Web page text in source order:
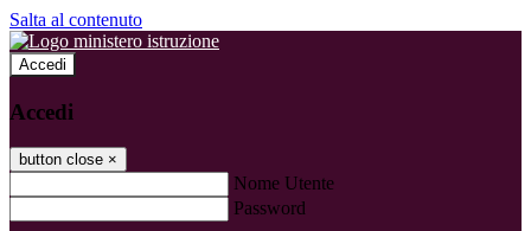
Salta al contenuto
Accedi
Accedi
button close ×
Nome Utente
Password